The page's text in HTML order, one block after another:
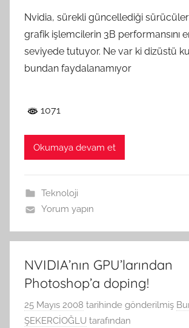
Nvidia, sürekli güncellediği
grafik işlemcilerin 3B performansını
seviyede tutuyor. Ne var ki dizüstü
bundan faydalanamıyor
1071
Okumaya devam et
Teknoloji
Yorum yapın
NVIDIA’nın GPU’larından
Photoshop’a doping!
25 Mayıs 2008 tarihinde gönderilmiş
ŞEKERCİOĞLU tarafından